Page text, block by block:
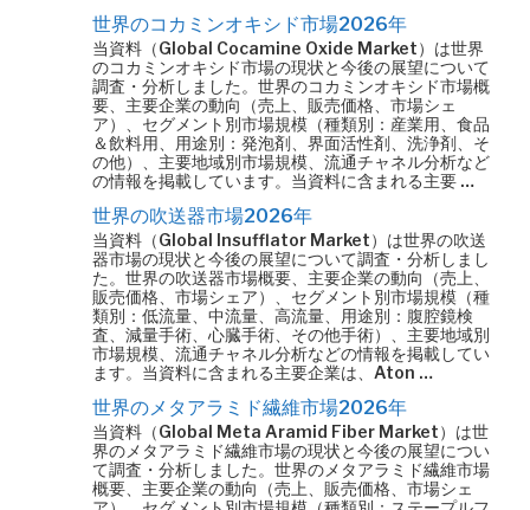
世界のコカミンオキシド市場2026年
当資料（Global Cocamine Oxide Market）は世界
のコカミンオキシド市場の現状と今後の展望について
調査・分析しました。世界のコカミンオキシド市場概
要、主要企業の動向（売上、販売価格、市場シェ
ア）、セグメント別市場規模（種類別：産業用、食品
＆飲料用、用途別：発泡剤、界面活性剤、洗浄剤、そ
の他）、主要地域別市場規模、流通チャネル分析など
の情報を掲載しています。当資料に含まれる主要 …
世界の吹送器市場2026年
当資料（Global Insufflator Market）は世界の吹送
器市場の現状と今後の展望について調査・分析しまし
た。世界の吹送器市場概要、主要企業の動向（売上、
販売価格、市場シェア）、セグメント別市場規模（種
類別：低流量、中流量、高流量、用途別：腹腔鏡検
査、減量手術、心臓手術、その他手術）、主要地域別
市場規模、流通チャネル分析などの情報を掲載してい
ます。当資料に含まれる主要企業は、Aton …
世界のメタアラミド繊維市場2026年
当資料（Global Meta Aramid Fiber Market）は世
界のメタアラミド繊維市場の現状と今後の展望につい
て調査・分析しました。世界のメタアラミド繊維市場
概要、主要企業の動向（売上、販売価格、市場シェ